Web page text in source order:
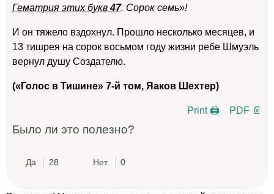
Гематрия этих букв47. Сорок семь»!
И он тяжело вздохнул. Прошло несколько месяцев, и
13 тишрея на сорок восьмом году жизни ребе Шмуэль
вернул душу Создателю.
(«Голос в Тишине» 7-й том, Яаков Шехтер)
Print 🖨 PDF 📄
Было ли это полезно?
Да 28 Нет 0